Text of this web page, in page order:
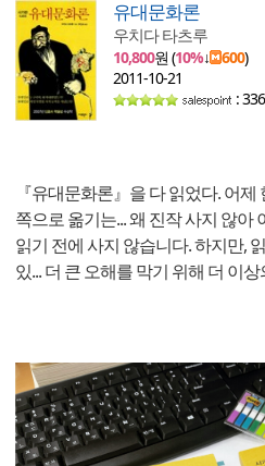
유대문화론
우치다 타츠루
10,800원 (10%↓ 600)
2011-10-21
: 336
『유대문화론』을 다 읽었다. 어
쪽으로 옮기는... 왜 진작 사지 않아
읽기 전에 사지 않습니다. 하지만,
있... 더 큰 오해를 막기 위해 더 이